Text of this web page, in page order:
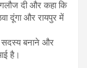
दी और कहा कि
दूंगा और रायपुर में
सदस्य बनाने और
है।